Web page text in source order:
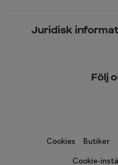
Kontaktlinser
Juridisk
Följ
Cookies Butiker
Cookie-